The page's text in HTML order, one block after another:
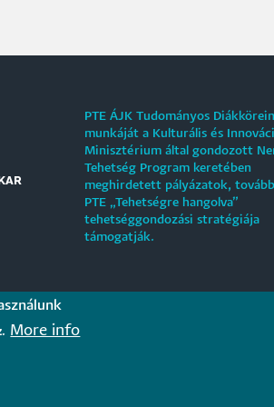
PTE ÁJK Tudományos
munkáját a Kulturális és
Minisztérium által gondozott
Tehetség Program keretében
meghirdetett pályázatok,
PTE „Tehetségre hangolva”
tehetséggondozási stratégiája
támogatják.
More info